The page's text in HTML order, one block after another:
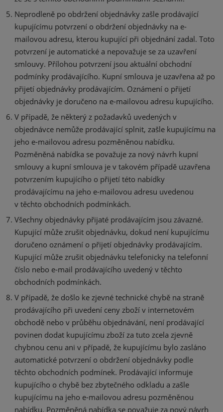
Neprodleně po obdržení objednávky zašle prodávající
kupujícímu potvrzení o obdržení objednávky na e-
mailovou adresu, kterou kupující při objednání zadal. Toto
potvrzení je automatické a nepovažuje se za uzavření
smlouvy. Přílohou potvrzení jsou aktuální obchodní
podmínky prodávajícího. Kupní smlouva je uzavřena až po
přijetí objednávky prodávajícím. Oznámení o přijetí
objednávky je doručeno na e-mailovou adresu kupujícího.
V případě, že některý z požadavků uvedených v
objednávce nemůže prodávající splnit, zašle kupujícímu na
jeho e-mailovou adresu pozměněnou nabídku.
Pozměněná nabídka se považuje za nový návrh kupní
smlouvy a kupní smlouva je v takovém případě uzavřena
potvrzením kupujícího o přijetí této nabídky
prodávajícímu na jeho e-mailovou adresu uvedenou
v těchto obchodních podmínkách.
Všechny objednávky přijaté prodávajícím jsou závazné.
Kupující může zrušit objednávku, dokud není kupujícímu
doručeno oznámení o přijetí objednávky prodávajícím.
Kupující může zrušit objednávku telefonicky na telefonní
číslo nebo e-mail prodávajícího uvedený v těchto
obchodních podmínkách.
V případě, že došlo ke zjevné technické chybě na straně
prodávajícího při uvedení ceny zboží v internetovém
obchodě nebo v průběhu objednávání, není prodávající
povinen dodat kupujícímu zboží za tuto zcela zjevně
chybnou cenu ani v případě, že kupujícímu bylo zasláno
automatické potvrzení o obdržení objednávky podle
těchto obchodních podmínek. Prodávající informuje
kupujícího o chybě bez zbytečného odkladu a zašle
kupujícímu na jeho e-mailovou adresu pozměněnou
nabídku. Pozměněná nabídka se považuje za nový návrh